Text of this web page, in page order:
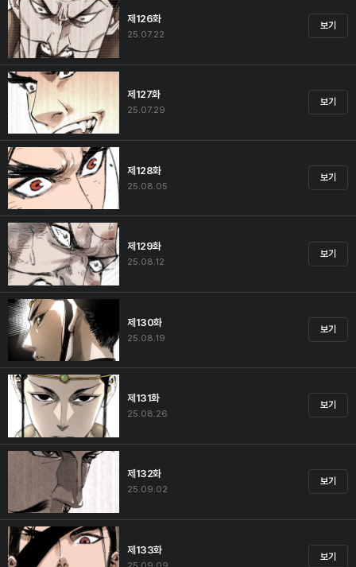
제126화
25.07.22
보기
제127화
25.07.29
보기
제128화
25.08.05
보기
제129화
25.08.12
보기
제130화
25.08.19
보기
제131화
25.08.26
보기
제132화
25.09.02
보기
제133화
보기